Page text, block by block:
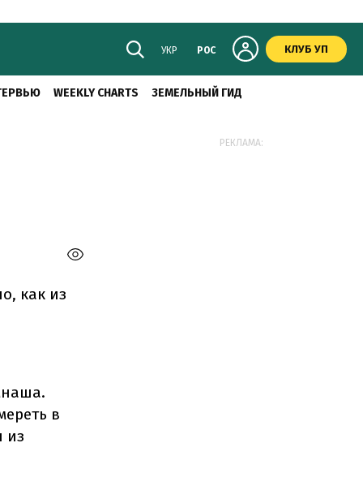
УКР РОС КЛУБ УП
WEEKLY CHARTS ЗЕМЕЛЬНЫЙ ГИД
как из
в
из
РЕКЛАМА: